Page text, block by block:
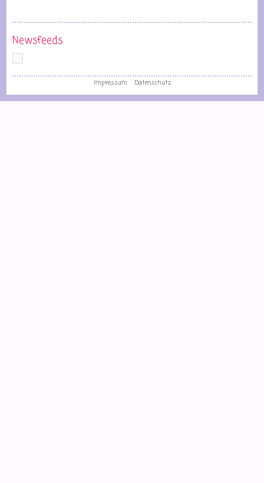
Newsfeeds
Impressum Datenschutz